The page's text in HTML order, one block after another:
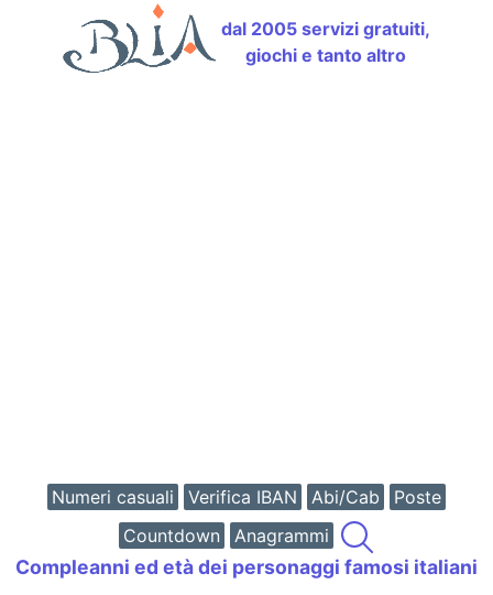
dal 2005 servizi gratuiti,
giochi e tanto altro
Numeri casuali Verifica IBAN Abi/Cab
Poste
Countdown
Anagrammi
Compleanni ed età dei personaggi famosi italiani